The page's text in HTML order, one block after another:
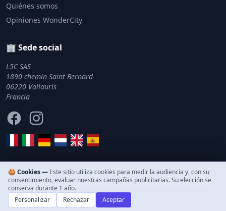
Quiénes somos
Opiniones WonderCity
🏢 Sede social
L5C SAS
1890 chemin Saint Bernard
06220 Vallauris
Francia
FacebookInstagram
© 2011–2026 WonderCity. Todos los derechos reservados.
🍪 Cookies — Este sitio utiliza cookies para medir la audiencia y, con su
consentimiento, evaluar nuestras campañas publicitarias. Su elección se
conserva durante 1 año.
Personalizar
Rechazar Aceptar